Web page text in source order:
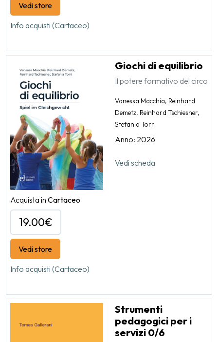
Vedi store
Info acquisti (Cartaceo)
Giochi di equilibrio
Il potere formativo del circo
Vanessa Macchia, Reinhard
Demetz, Reinhard Tschiesner,
Stefania Torri
Anno: 2026
Vedi scheda
Acquista in Cartaceo
19.00€
Vedi store
Info acquisti (Cartaceo)
Strumenti
pedagogici per i
servizi 0/6